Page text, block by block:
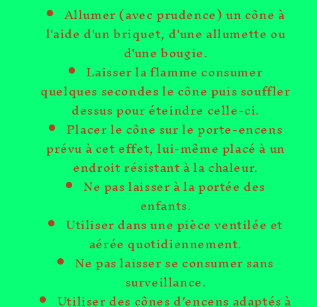
Allumer (avec prudence) un cône à
l'aide d'un briquet, d'une allumette ou
d'une bougie.
Laisser la flamme consumer
quelques secondes le cône puis souffler
dessus pour éteindre celle-ci.
Placer le cône sur le porte-encens
prévu à cet effet, lui-même placé à un
endroit résistant à la chaleur.
Ne pas laisser à la portée des
enfants.
Utiliser dans une pièce ventilée et
aérée quotidiennement.
Ne pas laisser se consumer sans
surveillance.
Utiliser des cônes d’encens adaptés à